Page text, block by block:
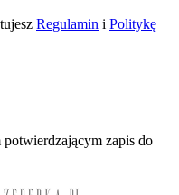
Regulamin i Politykę
zapis do